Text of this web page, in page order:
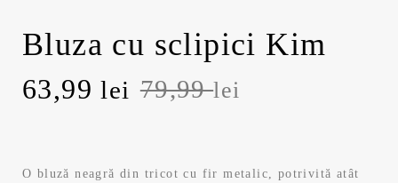
Bluza cu sclipici Kim
79,99lei
Prețul
a
63,99lei
Prețul
este:
O bluză neagră din tricot cu fir metalic, potrivită atât